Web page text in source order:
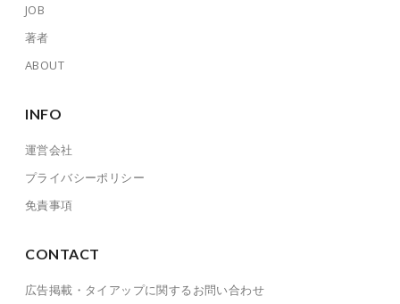
JOB
著者
ABOUT
INFO
運営会社
プライバシーポリシー
免責事項
CONTACT
広告掲載・タイアップに関するお問い合わせ